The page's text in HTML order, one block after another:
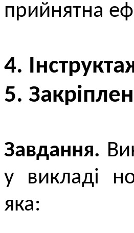
прийнятна
4.
5.
Завдання.
у викладі
яка: